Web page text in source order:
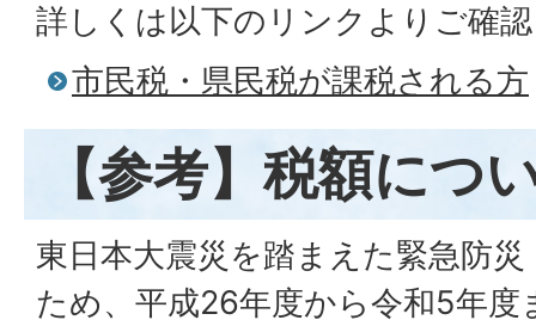
詳しくは以下のリンクよりご確
市民税・県民税が課税される方
【参考】税額につ
東日本大震災を踏まえた緊急防
ため、平成26年度から令和5年度